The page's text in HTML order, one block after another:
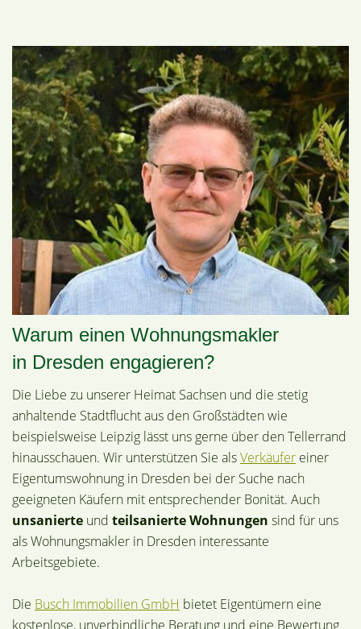
Warum einen Wohnungsmakler
in Dresden engagieren?
Die Liebe zu unserer Heimat Sachsen und die stetig
anhaltende Stadtflucht aus den Großstädten wie
beispielsweise Leipzig lässt uns gerne über den Tellerrand
hinausschauen. Wir unterstützen Sie alsVerkäufer einer
Eigentumswohnung in Dresden bei der Suche nach
geeigneten Käufern mit entsprechender Bonität. Auch
unsanierte und teilsanierteWohnungen sind für uns
als Wohnungsmakler in Dresden interessante
Arbeitsgebiete.
Die Busch Immobilien GmbH bietet Eigentümern eine
kostenlose, unverbindliche Beratung und eine Bewertung